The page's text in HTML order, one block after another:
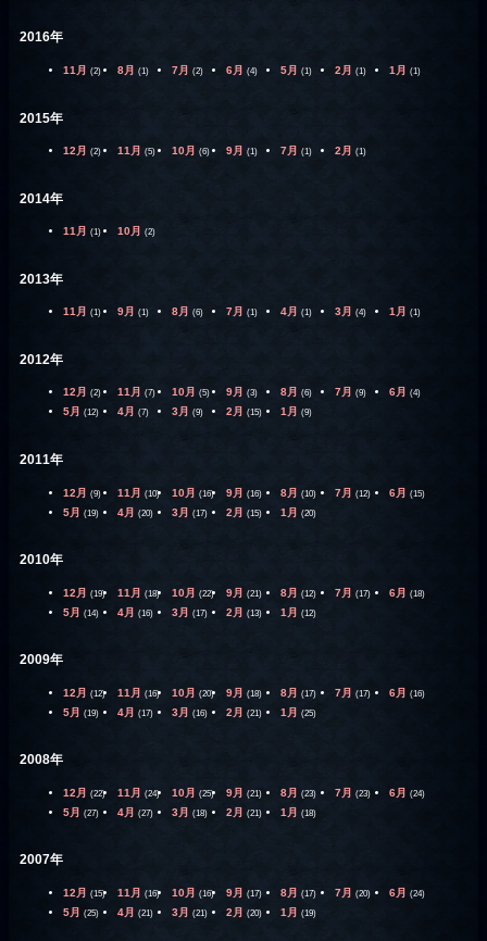
2016年
11月 (2) 8月 (1) 7月 (2) 6月 (4) 5月 (1) 2月 (1) 1月 (1)
2015年
12月 (2) 11月 (5) 10月 (6) 9月 (1) 7月 (1) 2月 (1)
2014年
11月 (1) 10月 (2)
2013年
11月 (1) 9月 (1) 8月 (6) 7月 (1) 4月 (1) 3月 (4) 1月 (1)
2012年
12月 (2) 11月 (7) 10月 (5) 9月 (3) 8月 (6) 7月 (9) 6月 (4)
5月 (12) 4月 (7) 3月 (9) 2月 (15) 1月 (9)
2011年
12月 (9) 11月 (10) 10月 (16) 9月 (16) 8月 (10) 7月 (12) 6月 (15)
5月 (19) 4月 (20) 3月 (17) 2月 (15) 1月 (20)
2010年
12月 (19) 11月 (18) 10月 (22) 9月 (21) 8月 (12) 7月 (17) 6月 (18)
5月 (14) 4月 (16) 3月 (17) 2月 (13) 1月 (12)
2009年
12月 (12) 11月 (16) 10月 (20) 9月 (18) 8月 (17) 7月 (17) 6月 (16)
5月 (19) 4月 (17) 3月 (16) 2月 (21) 1月 (25)
2008年
12月 (22) 11月 (24) 10月 (25) 9月 (21) 8月 (23) 7月 (23) 6月 (24)
5月 (27) 4月 (27) 3月 (18) 2月 (21) 1月 (18)
2007年
12月 (15) 11月 (16) 10月 (16) 9月 (17) 8月 (17) 7月 (20) 6月 (24)
5月 (25) 4月 (21) 3月 (21) 2月 (20) 1月 (19)